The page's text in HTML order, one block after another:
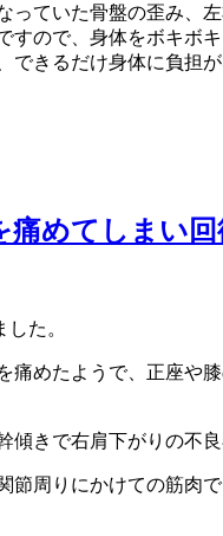
っていた骨盤の歪み、
すので、身体をボキボ
できるだけ身体に負担
めてしまい
た。
痛めたようで、正座や
傾きで右肩下がりの不
節周りにかけての筋肉